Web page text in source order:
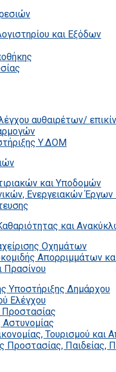
και Εξόδων
αυθαιρέτων/
Υ.ΔΟΜ
και Υποδομών
Ενεργειακών Έργων
και
Οχημάτων
Απορριμμάτων
Πρασίνου
Υποστήριξης Δημάρχου
Ελέγχου
Προστασίας
Τουρισμού και
Προστασίας, Παιδείας,